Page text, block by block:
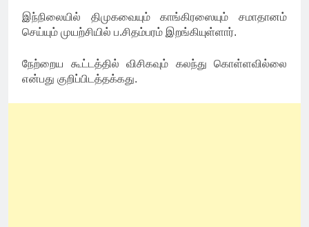
இந்நிலையில் திமுகவையும் காங்கிரஸையும் சமாதானம்
செய்யும் முயற்சியில் ப.சிதம்பரம் இறங்கியுள்ளார்.
நேற்றைய கூட்டத்தில் விசிகவும் கலந்து கொள்ளவில்லை
என்பது குறிப்பிடத்தக்கது.